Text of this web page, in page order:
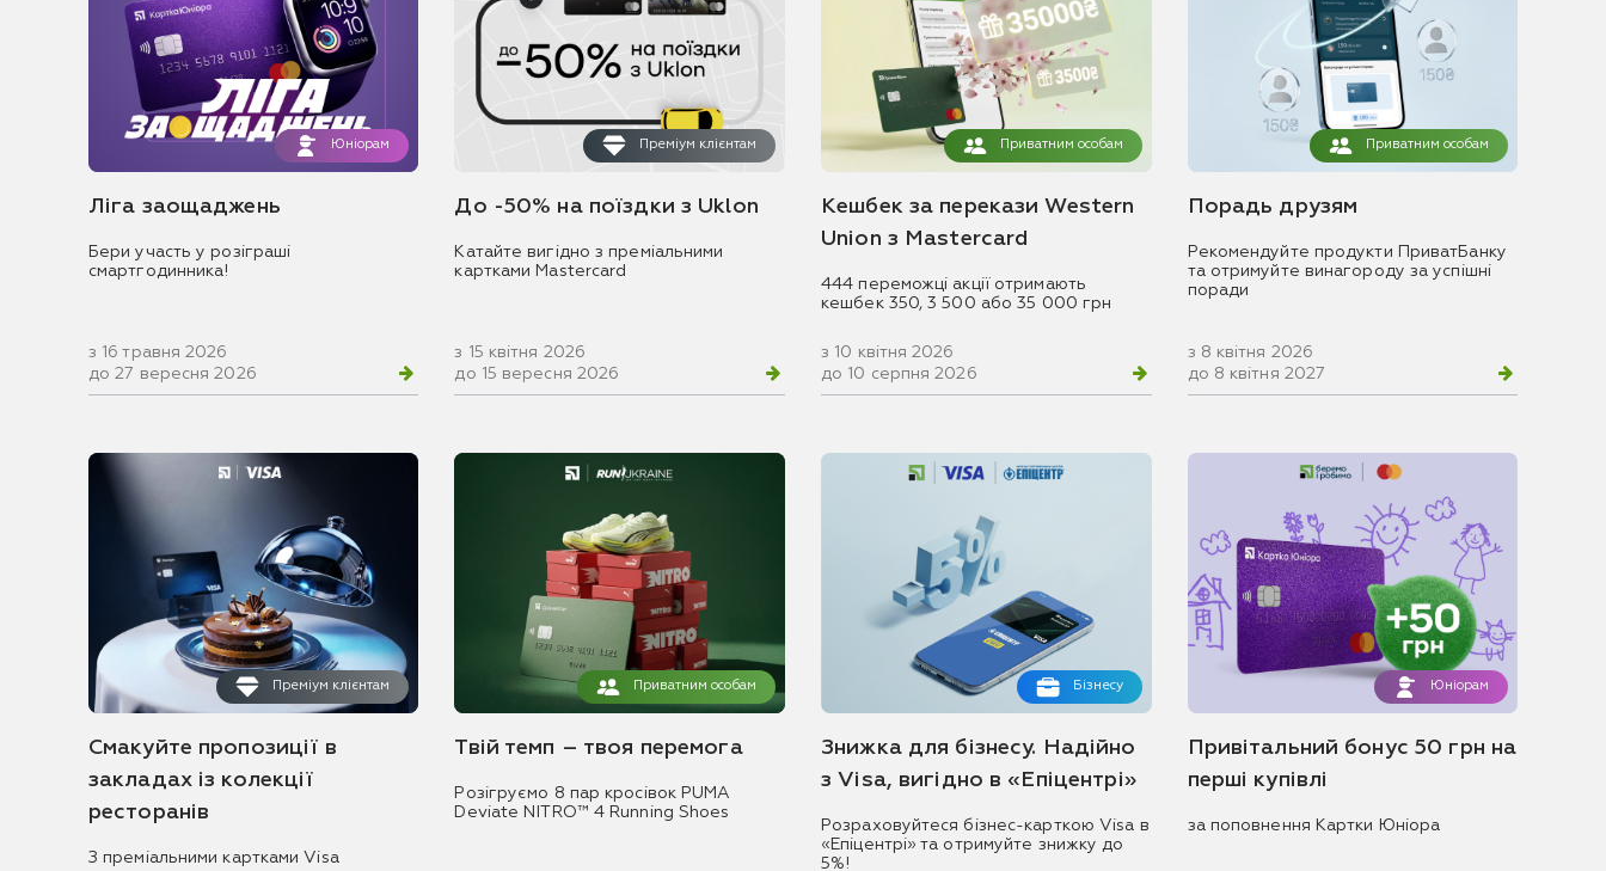
Юніорам
Ліга заощаджень
Бери участь у розіграші
смартгодинника!
з 16 травня 2026
до 27 вересня 2026
Преміум клієнтам
До -50% на поїздки з Uklon
Катайте вигідно з преміальними
картками Mastercard
з 15 квітня 2026
до 15 вересня 2026
Приватним особам
Кешбек за перекази Western
Union з Mastercard
444 переможці акції отримають
кешбек 350, 3 500 або 35 000 грн
з 10 квітня 2026
до 10 серпня 2026
Приватним особам
Порадь друзям
Рекомендуйте продукти ПриватБанку
та отримуйте винагороду за успішні
поради
з 8 квітня 2026
до 8 квітня 2027
Преміум клієнтам
Смакуйте пропозиції в
закладах із колекції
ресторанів
З преміальними картками Visa
Приватним особам
Твій темп – твоя перемога
Розігруємо 8 пар кросівок PUMA
Deviate NITRO™ 4 Running Shoes
Бізнесу
Знижка для бізнесу. Надійно
з Visa, вигідно в «Епіцентрі»
Розраховуйтеся бізнес-карткою Visa в
«Епіцентрі» та отримуйте знижку до
5%!
Юніорам
Привітальний бонус 50 грн на
перші купівлі
за поповнення Картки Юніора